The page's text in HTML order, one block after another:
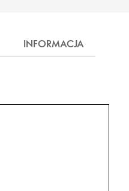
INFORMACJA